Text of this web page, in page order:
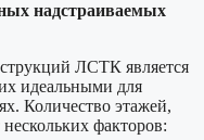
надстраиваемых
ЛСТК является
идеальными для
Количество этажей,
факторов: